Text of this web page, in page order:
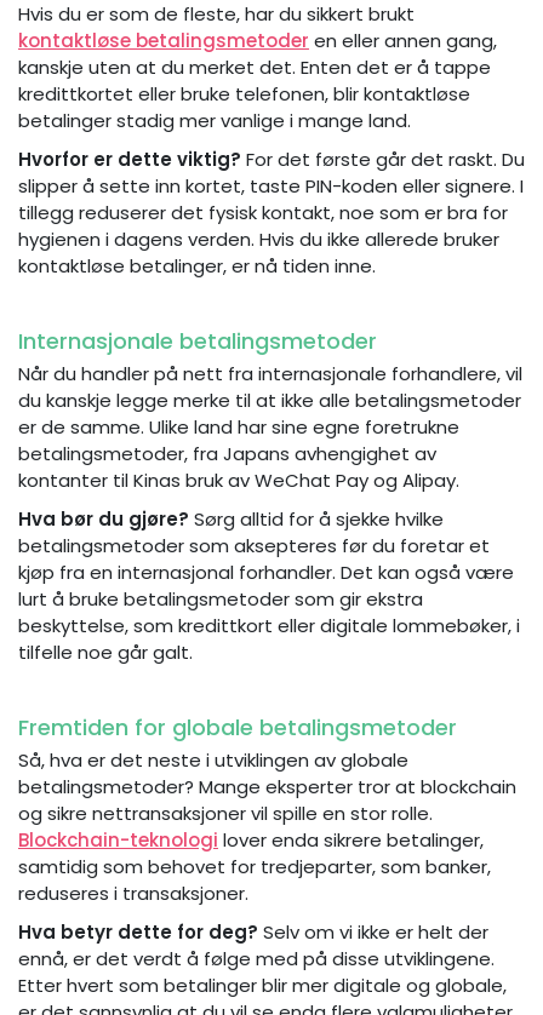
Hvis du er som de fleste, har du sikkert brukt
kontaktløse betalingsmetoder en eller annen gang,
kanskje uten at du merket det. Enten det er å tappe
kredittkortet eller bruke telefonen, blir kontaktløse
betalinger stadig mer vanlige i mange land.
Hvorfor er dette viktig? For det første går det raskt. Du
slipper å sette inn kortet, taste PIN-koden eller signere. I
tillegg reduserer det fysisk kontakt, noe som er bra for
hygienen i dagens verden. Hvis du ikke allerede bruker
kontaktløse betalinger, er nå tiden inne.
Internasjonale betalingsmetoder
Når du handler på nett fra internasjonale forhandlere, vil
du kanskje legge merke til at ikke alle betalingsmetoder
er de samme. Ulike land har sine egne foretrukne
betalingsmetoder, fra Japans avhengighet av
kontanter til Kinas bruk av WeChat Pay og Alipay.
Hva bør du gjøre? Sørg alltid for å sjekke hvilke
betalingsmetoder som aksepteres før du foretar et
kjøp fra en internasjonal forhandler. Det kan også være
lurt å bruke betalingsmetoder som gir ekstra
beskyttelse, som kredittkort eller digitale lommebøker, i
tilfelle noe går galt.
Fremtiden for globale betalingsmetoder
Så, hva er det neste i utviklingen av globale
betalingsmetoder? Mange eksperter tror at blockchain
og sikre nettransaksjoner vil spille en stor rolle.
Blockchain-teknologi lover enda sikrere betalinger,
samtidig som behovet for tredjeparter, som banker,
reduseres i transaksjoner.
Hva betyr dette for deg? Selv om vi ikke er helt der
ennå, er det verdt å følge med på disse utviklingene.
Etter hvert som betalinger blir mer digitale og globale,